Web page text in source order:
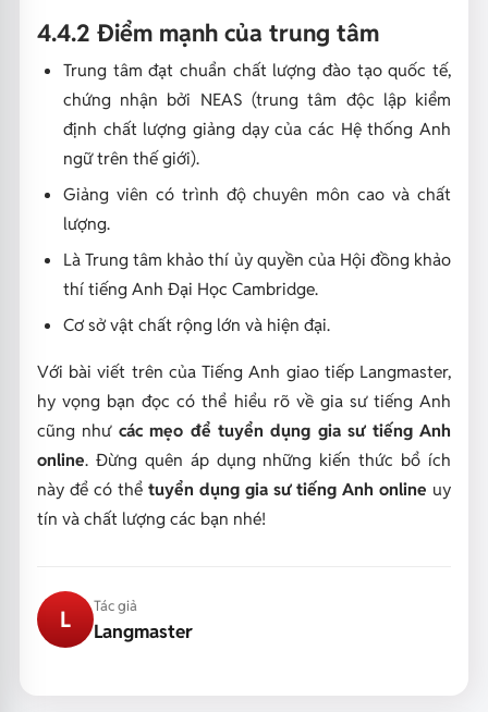
4.4.2 Điểm mạnh của trung tâm
Trung tâm đạt chuẩn chất lượng đào tạo quốc tế,
chứng nhận bởi NEAS (trung tâm độc lập kiểm
định chất lượng giảng dạy của các Hệ thống Anh
ngữ trên thế giới).
Giảng viên có trình độ chuyên môn cao và chất
lượng.
Là Trung tâm khảo thí ủy quyền của Hội đồng khảo
thí tiếng Anh Đại Học Cambridge.
Cơ sở vật chất rộng lớn và hiện đại.
Với bài viết trên củaTiếng Anh giao tiếp Langmaster,
hy vọng bạn đọc có thể hiểu rõ về gia sư tiếng Anh
cũng như các mẹo để tuyển dụng gia sư tiếng Anh
online. Đừng quên áp dụng những kiến thức bổ ích
này để có thể tuyển dụng gia sư tiếng Anh online uy
tín và chất lượng các bạn nhé!
L Tác giả
Langmaster